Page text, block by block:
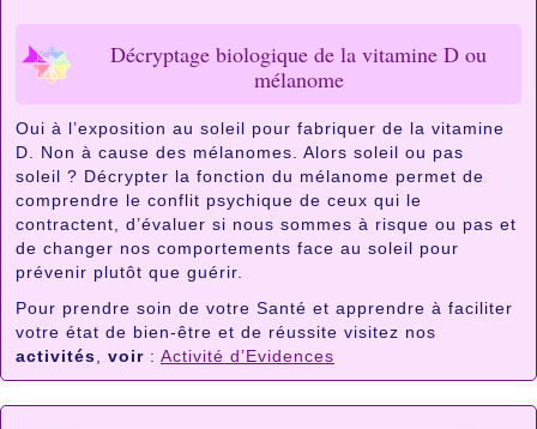
Décryptage biologique de la vitamine D ou
mélanome
Oui à l’exposition au soleil pour fabriquer de la vitamine
D. Non à cause des mélanomes. Alors soleil ou pas
soleil ? Décrypter la fonction du mélanome permet de
comprendre le conflit psychique de ceux qui le
contractent, d’évaluer si nous sommes à risque ou pas et
de changer nos comportements face au soleil pour
prévenir plutôt que guérir.
Pour prendre soin de votre Santé et apprendre à faciliter
votre état de bien-être et de réussite visitez nos
activités, voir : Activité d’Evidences